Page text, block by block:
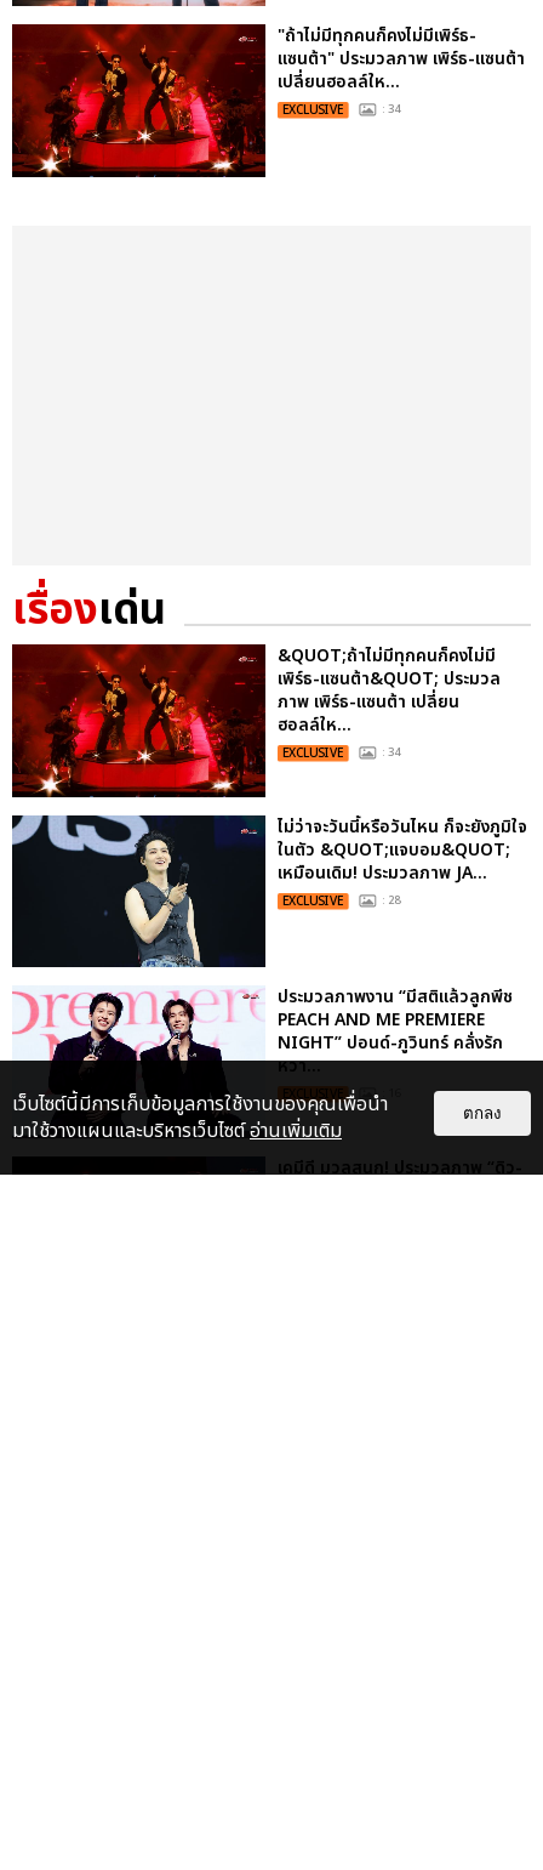
"ถ้าไม่มีทุกคนก็คงไม่มีเพิร์ธ-
แซนต้า" ประมวลภาพ เพิร์ธ-แซนต้า
เปลี่ยนฮอลล์ให...
EXCLUSIVE : 34
เรื่องเด่น
&QUOT;ถ้าไม่มีทุกคนก็คงไม่มี
เพิร์ธ-แซนต้า&QUOT; ประมวล
ภาพ เพิร์ธ-แซนต้า เปลี่ยน
ฮอลล์ให...
EXCLUSIVE : 34
ไม่ว่าจะวันนี้หรือวันไหน ก็จะยังภูมิใจ
ในตัว &QUOT;แจบอม&QUOT;
เหมือนเดิม! ประมวลภาพ JA...
EXCLUSIVE : 28
ประมวลภาพงาน “มีสติแล้วลูกพีช
PEACH AND ME PREMIERE
NIGHT” ปอนด์-ภูวินทร์ คลั่งรัก
หวา...
EXCLUSIVE
เคมีดี มวลสนุก! ประมวลภาพ “ดิว-
เว็บไซต์นี้มีการเก็บข้อมูลการใช้งานของคุณเพื่อนำ
มาใช้วางแผนและบริหารเว็บไซต์อ่านเพิ่มเติม
ตกลง